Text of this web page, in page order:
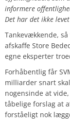
informere
Det har det ikke
Tankevækkende,
afskaffe Store
egne eksperter
Forhåbentlig får
milliarder snart
nogensinde at
tåbelige forslag at
forståeligt nok